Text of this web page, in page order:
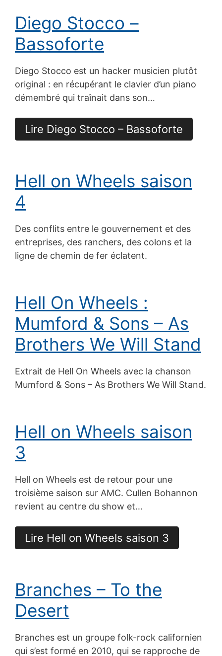
Diego Stocco –
Bassoforte
Diego Stocco est un hacker musicien plutôt
original : en récupérant le clavier d’un piano
démembré qui traînait dans son…
Lire Diego Stocco – Bassoforte
Hell on Wheels saison
4
Des conflits entre le gouvernement et des
entreprises, des ranchers, des colons et la
ligne de chemin de fer éclatent.
Hell On Wheels :
Mumford & Sons – As
Brothers We Will Stand
Extrait de Hell On Wheels avec la chanson
Mumford & Sons – As Brothers We Will Stand.
Hell on Wheels saison
3
Hell on Wheels est de retour pour une
troisième saison sur AMC. Cullen Bohannon
revient au centre du show et…
Lire Hell on Wheels saison 3
Branches – To the
Desert
Branches est un groupe folk-rock californien
qui s’est formé en 2010, qui se rapproche de